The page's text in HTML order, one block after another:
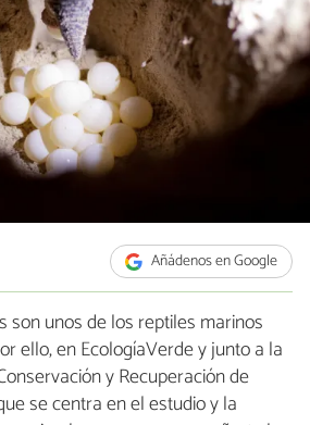
Añádenos en Google
son unos de los reptiles marinos
ello, en EcologíaVerde y junto a la
y Recuperación de
se centra en el estudio y la